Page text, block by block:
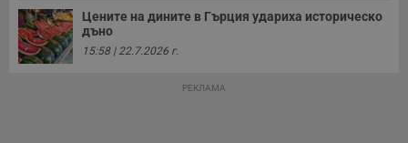
Цените на дините в Гърция удариха историческо
дъно
15:58 | 22.7.2026 г.
РЕКЛАМА